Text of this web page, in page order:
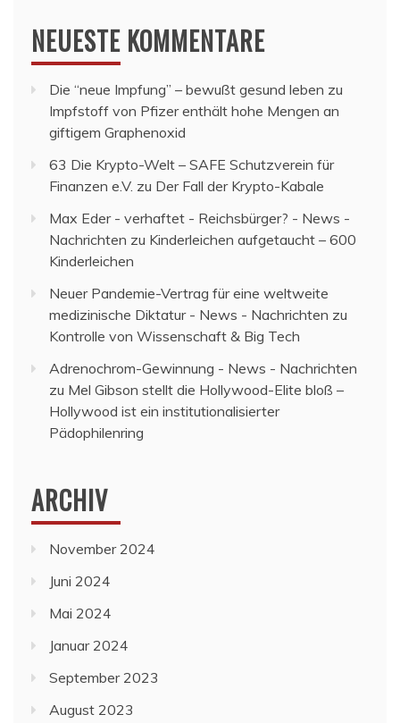
NEUESTE KOMMENTARE
Die “neue Impfung” – bewußt gesund leben zu
Impfstoff von Pfizer enthält hohe Mengen an
giftigem Graphenoxid
63 Die Krypto-Welt – SAFE Schutzverein für
Finanzen e.V. zu Der Fall der Krypto-Kabale
Max Eder - verhaftet - Reichsbürger? - News -
Nachrichten zu Kinderleichen aufgetaucht – 600
Kinderleichen
Neuer Pandemie-Vertrag für eine weltweite
medizinische Diktatur - News - Nachrichten zu
Kontrolle von Wissenschaft & Big Tech
Adrenochrom-Gewinnung - News - Nachrichten
zu Mel Gibson stellt die Hollywood-Elite bloß –
Hollywood ist ein institutionalisierter
Pädophilenring
ARCHIV
November 2024
Juni 2024
Mai 2024
Januar 2024
September 2023
August 2023